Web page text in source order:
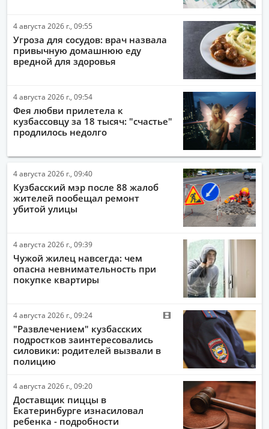
4 августа 2026 г., 09:55
Угроза для сосудов: врач назвала
привычную домашнюю еду
вредной для здоровья
4 августа 2026 г., 09:54
Фея любви прилетела к
кузбассовцу за 18 тысяч: "счастье"
продлилось недолго
4 августа 2026 г., 09:40
Кузбасский мэр после 88 жалоб
жителей пообещал ремонт
убитой улицы
4 августа 2026 г., 09:39
Чужой жилец навсегда: чем
опасна невнимательность при
покупке квартиры
4 августа 2026 г., 09:24
"Развлечением" кузбасских
подростков заинтересовались
силовики: родителей вызвали в
полицию
4 августа 2026 г., 09:20
Доставщик пиццы в
Екатеринбурге изнасиловал
ребенка - подробности